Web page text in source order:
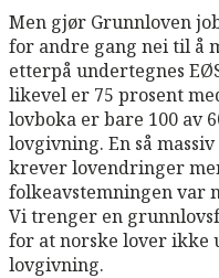
Men gjør Grunnloven
for andre gang nei til å
etterpå undertegnes
likevel er 75 prosent
lovboka er bare 100 av
lovgivning. En så
krever lovendringer
folkeavstemningen var
Vi trenger en
for at norske lover ikke
lovgivning.